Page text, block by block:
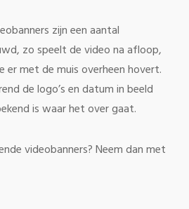
zijn een aantal
zo speelt de video na afloop,
er met de muis overheen hovert.
de logo’s en datum in beeld
is waar het over gaat.
videobanners? Neem dan met